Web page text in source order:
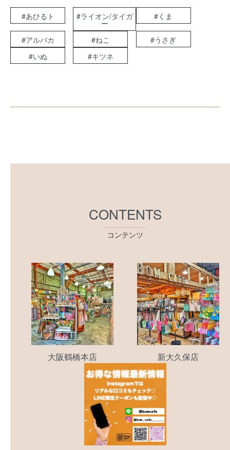
#あひるト #ライオン/タイガ
ー
#くま
#アルパカ #ねこ
#うさぎ
#いぬ
#キツネ
CONTENTS
コンテンツ
大阪鶴橋本店 新大久保店